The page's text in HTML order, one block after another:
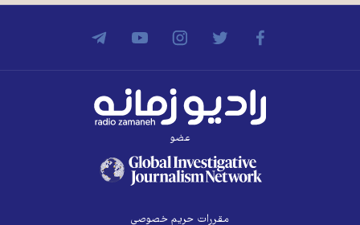
عضو
مقررات حریم خصوصی